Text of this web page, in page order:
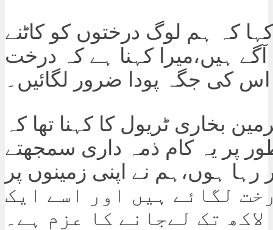
کہ ہم لوگ درختوں کو کاٹنے
ہیں،میرا کہنا ہے کہ درخت
اس کی جگہ پودا ضرور لگائیں۔
بخاری ٹریول کا کہنا تھا کہ
پر یہ کام ذمہ داری سمجھتے
رہا ہوں،ہم نے اپنی زمینوں پر
لگائے ہیں اور اسے ایک
لاکھ تک لےجانے کا عزم ہے۔